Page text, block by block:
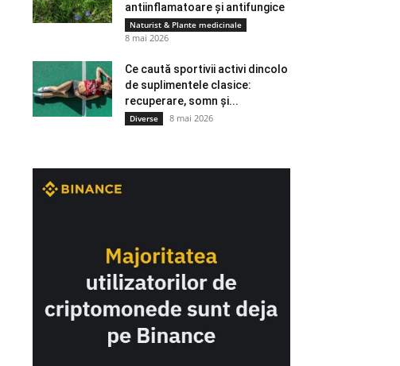
antiinflamatoare și antifungice
Naturist & Plante medicinale
8 mai 2026
Ce caută sportivii activi dincolo
de suplimentele clasice:
recuperare, somn și...
Diverse 8 mai 2026